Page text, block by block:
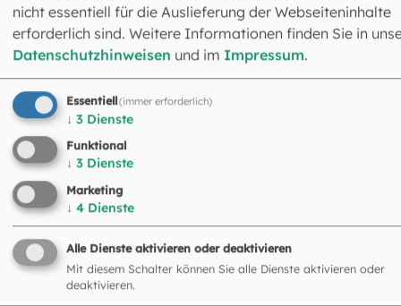
Kath. Pfarramt Haimhausen
85778 Haimhausen
08133 918530
PV-Fahrenzhausen-Haimhausen@ebmuc.de
nicht essentiell für die Auslieferung der Webseiteninhalte
erforderlich sind. Weitere Informationen finden Sie in
Datenschutzhinweisen und im Impressum.
Essentiell(immer erforderlich)
↓ 3 Dienste
Funktional
↓ 3 Dienste
Marketing
↓ 4 Dienste
Alle Dienste aktivieren oder deaktivieren
Mit diesem Schalter können Sie alle Dienste aktivieren oder
deaktivieren.